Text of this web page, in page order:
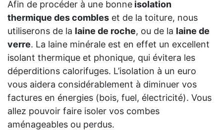
Afin de procéder à une bonne isolation
thermique des combles et de la toiture, nous
utiliserons de la laine de roche, ou de la laine de
verre. La laine minérale est en effet un excellent
isolant thermique et phonique, qui évitera les
déperditions calorifuges. L’isolation à un euro
vous aidera considérablement à diminuer vos
factures en énergies (bois, fuel, électricité). Vous
allez pouvoir faire isoler vos combes
aménageables ou perdus.